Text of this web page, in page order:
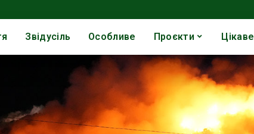
Звідусіль Особливе Проєкти Цікаве